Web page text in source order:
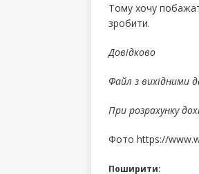
Тому хочу
зробити.
Довідково
Файл з вихідними
При розрахунку
Фото https://
Поширити: